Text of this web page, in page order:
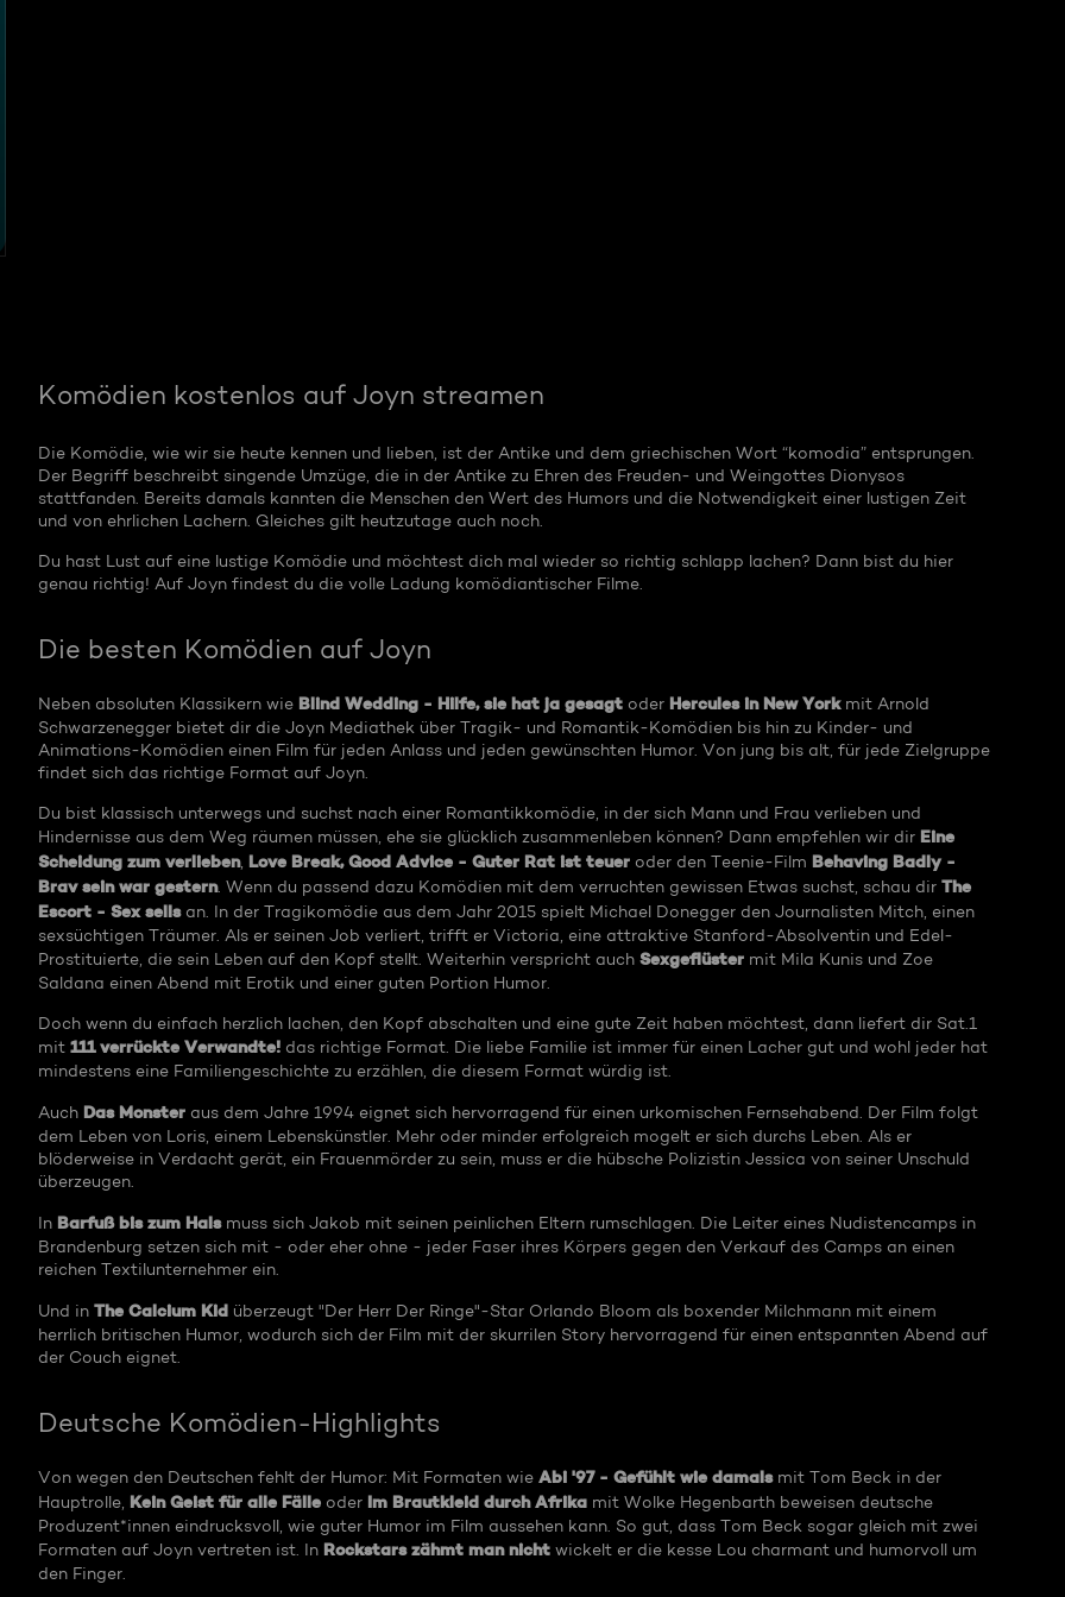
Komödien kostenlos auf Joyn streamen
Die Komödie, wie wir sie heute kennen und lieben, ist der Antike und dem griechischen Wort “komodia” entsprungen.
Der Begriff beschreibt singende Umzüge, die in der Antike zu Ehren des Freuden- und Weingottes Dionysos
stattfanden. Bereits damals kannten die Menschen den Wert des Humors und die Notwendigkeit einer lustigen Zeit
und von ehrlichen Lachern. Gleiches gilt heutzutage auch noch.
Du hast Lust auf eine lustige Komödie und möchtest dich mal wieder so richtig schlapp lachen? Dann bist du hier
genau richtig! Auf Joyn findest du die volle Ladung komödiantischer Filme.
Die besten Komödien auf Joyn
Neben absoluten Klassikern wie Blind Wedding - Hilfe, sie hat ja gesagtoder Hercules in New Yorkmit Arnold
Schwarzenegger bietet dir die Joyn Mediathek über Tragik- und Romantik-Komödien bis hin zu Kinder- und
Animations-Komödien einen Film für jeden Anlass und jeden gewünschten Humor. Von jung bis alt, für jede Zielgruppe
findet sich das richtige Format auf Joyn.
Du bist klassisch unterwegs und suchst nach einer Romantikkomödie, in der sich Mann und Frau verlieben und
Hindernisse aus dem Weg räumen müssen, ehe sie glücklich zusammenleben können? Dann empfehlen wir dir Eine
Scheidung zum verlieben, Love Break, Good Advice - Guter Rat ist teueroder den Teenie-Film Behaving Badly -
Brav sein war gestern. Wenn du passend dazu Komödien mit dem verruchten gewissen Etwas suchst, schau dir The
Escort - Sex sellsan. In der Tragikomödie aus dem Jahr 2015 spielt Michael Donegger den Journalisten Mitch, einen
sexsüchtigen Träumer. Als er seinen Job verliert, trifft er Victoria, eine attraktive Stanford-Absolventin und Edel-
Prostituierte, die sein Leben auf den Kopf stellt. Weiterhin verspricht auch Sexgeflüstermit Mila Kunis und Zoe
Saldana einen Abend mit Erotik und einer guten Portion Humor.
Doch wenn du einfach herzlich lachen, den Kopf abschalten und eine gute Zeit haben möchtest, dann liefert dir Sat.1
mit 111 verrückte Verwandte!das richtige Format. Die liebe Familie ist immer für einen Lacher gut und wohl jeder hat
mindestens eine Familiengeschichte zu erzählen, die diesem Format würdig ist.
Auch Das Monsteraus dem Jahre 1994 eignet sich hervorragend für einen urkomischen Fernsehabend. Der Film folgt
dem Leben von Loris, einem Lebenskünstler. Mehr oder minder erfolgreich mogelt er sich durchs Leben. Als er
blöderweise in Verdacht gerät, ein Frauenmörder zu sein, muss er die hübsche Polizistin Jessica von seiner Unschuld
überzeugen.
InBarfuß bis zum Halsmuss sich Jakob mit seinen peinlichen Eltern rumschlagen. Die Leiter eines Nudistencamps in
Brandenburg setzen sich mit - oder eher ohne - jeder Faser ihres Körpers gegen den Verkauf des Camps an einen
reichen Textilunternehmer ein.
Und inThe Calcium Kidüberzeugt "Der Herr Der Ringe"-Star Orlando Bloom als boxender Milchmann mit einem
herrlich britischen Humor, wodurch sich der Film mit der skurrilen Story hervorragend für einen entspannten Abend auf
der Couch eignet.
Deutsche Komödien-Highlights
Von wegen den Deutschen fehlt der Humor: Mit Formaten wie Abi '97 - Gefühlt wie damalsmit Tom Beck in der
Hauptrolle, Kein Geist für alle Fälleoder Im Brautkleid durch Afrikamit Wolke Hegenbarth beweisen deutsche
Produzent*innen eindrucksvoll, wie guter Humor im Film aussehen kann. So gut, dass Tom Beck sogar gleich mit zwei
Formaten auf Joyn vertreten ist. In Rockstars zähmt man nichtwickelt er die kesse Lou charmant und humorvoll um
den Finger.